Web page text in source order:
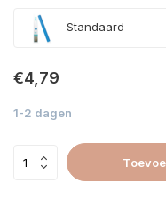
Standaard
€4,79
1-2 dagen